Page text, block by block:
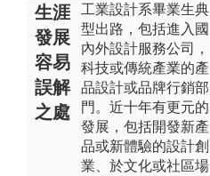
生涯
發展
容易
誤解
之處
工業設計系畢業生典
型出路，包括進入國
內外設計服務公司，
科技或傳統產業的產
品設計或品牌行銷部
門。近十年有更元的
發展，包括開發新產
品或新體驗的設計創
業、於文化或社區場